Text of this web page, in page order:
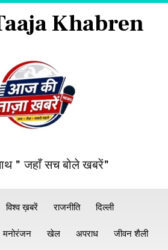
Khabren
" जहाँ सच बोले खबरें"
विश्व ख़बरें राजनीति दिल्ली
मनोरंजन खेल अपराध जीवन शैली